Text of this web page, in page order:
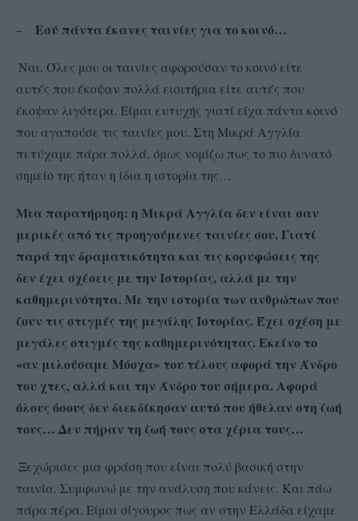
– Εσύ πάντα έκανες ταινίες για το κοινό…
Όλες μου οι ταινίες αφορούσαν το κοινό είτε
αυτές που έκοψαν πολλά εισιτήρια είτε αυτές που
έκοψαν λιγότερα. Είμαι ευτυχής γιατί είχα πάντα κοινό
που αγαπούσε τις ταινίες μου. Στη Μικρά Αγγλία
πετύχαμε πάρα πολλά, όμως νομίζω πως το πιο δυνατό
σημείο της ήταν η ίδια η ιστορία της…
Μια παρατήρηση: η Μικρά Αγγλία δεν είναι σαν
μερικές από τις προηγούμενες ταινίες σου. Γιατί
παρά την δραματικότητα και τις κορυφώσεις της
δεν έχει σχέσεις με την Ιστορίας, αλλά με την
καθημερινότητα. Με την ιστορία των ανθρώπων που
ζουν τις στιγμές της μεγάλης Ιστορίας. Έχει σχέση με
μεγάλες στιγμές της καθημερινότητας. Εκείνο το
«αν μιλούσαμε Μόσχα» του τέλους αφορά την Άνδρο
του χτες, αλλά και την Άνδρο του σήμερα. Αφορά
όλους όσους δεν διεκδίκησαν αυτό που ήθελαν στη ζωή
τους… Δεν πήραν τη ζωή τους στα χέρια τους…
μια φράση που είναι πολύ βασική στην
ταινία. Συμφωνώ με την ανάλυση που κάνεις. Και πάω
πάρα πέρα. Είμαι σίγουρος πως αν στην Ελλάδα είχαμε